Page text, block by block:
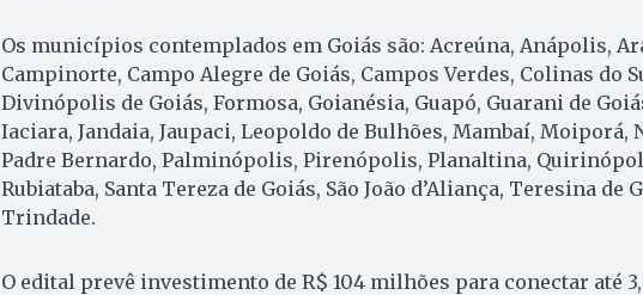
Os municípios contemplados em Goiás são: Acreúna, Anápolis,
Campinorte, Campo Alegre de Goiás, Campos Verdes, Colinas do
Divinópolis de Goiás, Formosa, Goianésia, Guapó, Guarani de
Iaciara, Jandaia, Jaupaci, Leopoldo de Bulhões, Mambaí, Moiporá,
Padre Bernardo, Palminópolis, Pirenópolis, Planaltina,
Rubiataba, Santa Tereza de Goiás, São João d’Aliança, Teresina de
Trindade.
O edital prevê investimento de R$ 104 milhões para conectar até